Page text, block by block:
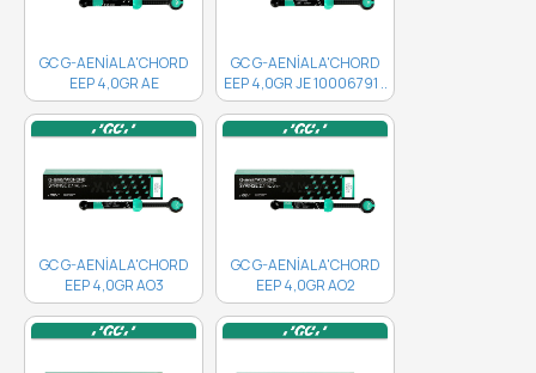
GC G-AENİAL A'CHORD
EEP 4,0GR AE
10006792..
GC G-AENİAL A'CHORD
EEP 4,0GR JE 10006791 ..
GC G-AENİAL A'CHORD
EEP 4,0GR AO3
10006789 ..
GC G-AENİAL A'CHORD
EEP 4,0GR AO2
10006788 ..